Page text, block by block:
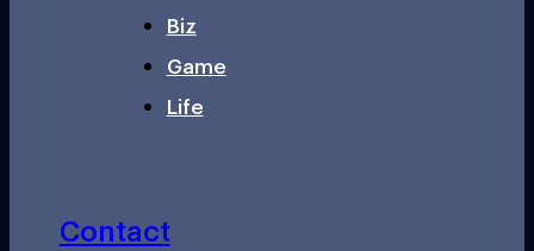
Biz
Game
Life
Contact